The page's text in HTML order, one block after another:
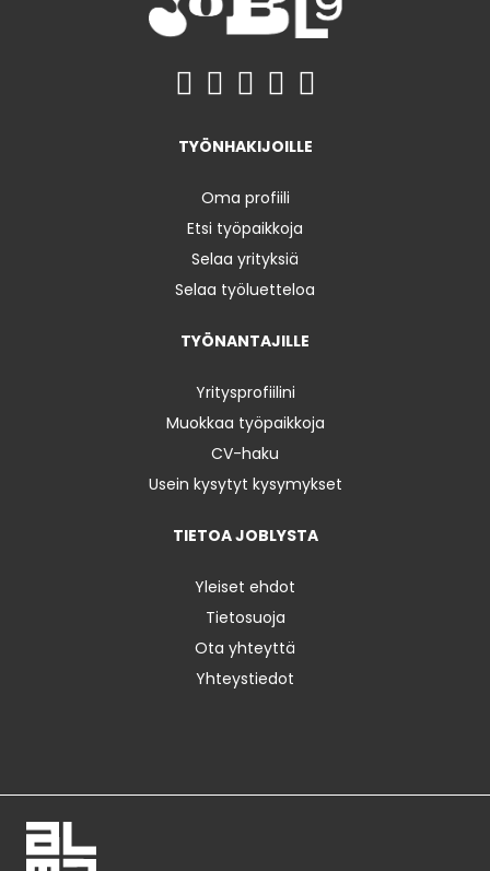
TYÖNHAKIJOILLE
Oma profiili
Etsi työpaikkoja
Selaa yrityksiä
Selaa työluetteloa
TYÖNANTAJILLE
Yritysprofiilini
Muokkaa työpaikkoja
CV-haku
Usein kysytyt kysymykset
TIETOA JOBLYSTA
Yleiset ehdot
Tietosuoja
Ota yhteyttä
Yhteystiedot